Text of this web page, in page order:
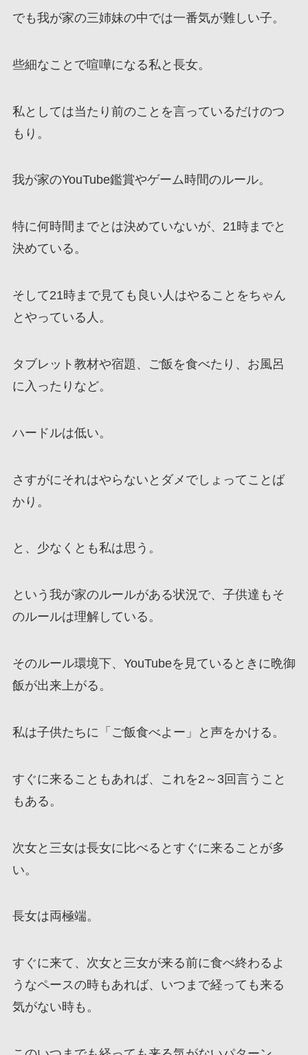
でも我が家の三姉妹の中では一番気が難しい子。
些細なことで喧嘩になる私と長女。
私としては当たり前のことを言っているだけのつ
もり。
我が家のYouTube鑑賞やゲーム時間のルール。
特に何時間までとは決めていないが、21時までと
決めている。
そして21時まで見ても良い人はやることをちゃん
とやっている人。
タブレット教材や宿題、ご飯を食べたり、お風呂
に入ったりなど。
ハードルは低い。
さすがにそれはやらないとダメでしょってことば
かり。
と、少なくとも私は思う。
という我が家のルールがある状況で、子供達もそ
のルールは理解している。
そのルール環境下、YouTubeを見ているときに晩御
飯が出来上がる。
私は子供たちに「ご飯食べよー」と声をかける。
すぐに来ることもあれば、これを2～3回言うこと
もある。
次女と三女は長女に比べるとすぐに来ることが多
い。
長女は両極端。
すぐに来て、次女と三女が来る前に食べ終わるよ
うなペースの時もあれば、いつまで経っても来る
気がない時も。